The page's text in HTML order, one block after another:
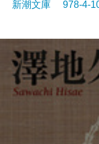
新潮文庫 978-4-